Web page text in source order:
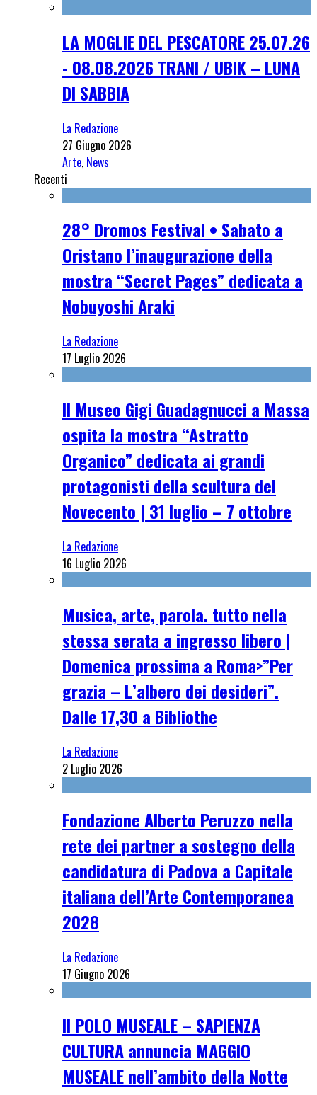
LA MOGLIE DEL PESCATORE 25.07.26
- 08.08.2026 TRANI / UBIK – LUNA
DI SABBIA
La Redazione
27 Giugno 2026
Arte, News
Recenti
28° Dromos Festival • Sabato a
Oristano l’inaugurazione della
mostra “Secret Pages” dedicata a
Nobuyoshi Araki
La Redazione
17 Luglio 2026
Il Museo Gigi Guadagnucci a Massa
ospita la mostra “Astratto
Organico” dedicata ai grandi
protagonisti della scultura del
Novecento | 31 luglio – 7 ottobre
La Redazione
16 Luglio 2026
Musica, arte, parola. tutto nella
stessa serata a ingresso libero |
Domenica prossima a Roma>”Per
grazia – L’albero dei desideri”.
Dalle 17,30 a Bibliothe
La Redazione
2 Luglio 2026
Fondazione Alberto Peruzzo nella
rete dei partner a sostegno della
candidatura di Padova a Capitale
italiana dell’Arte Contemporanea
2028
La Redazione
17 Giugno 2026
Il POLO MUSEALE – SAPIENZA
CULTURA annuncia MAGGIO
MUSEALE nell’ambito della Notte